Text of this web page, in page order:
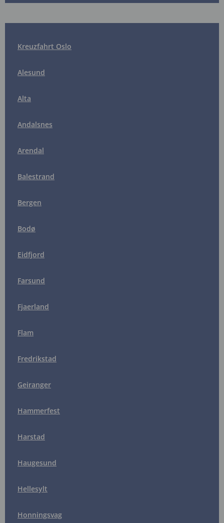
Kreuzfahrt Oslo
Alesund
Alta
Andalsnes
Arendal
Balestrand
Bergen
Bodø
Eidfjord
Farsund
Fjaerland
Flam
Fredrikstad
Geiranger
Hammerfest
Harstad
Haugesund
Hellesylt
Honningsvag